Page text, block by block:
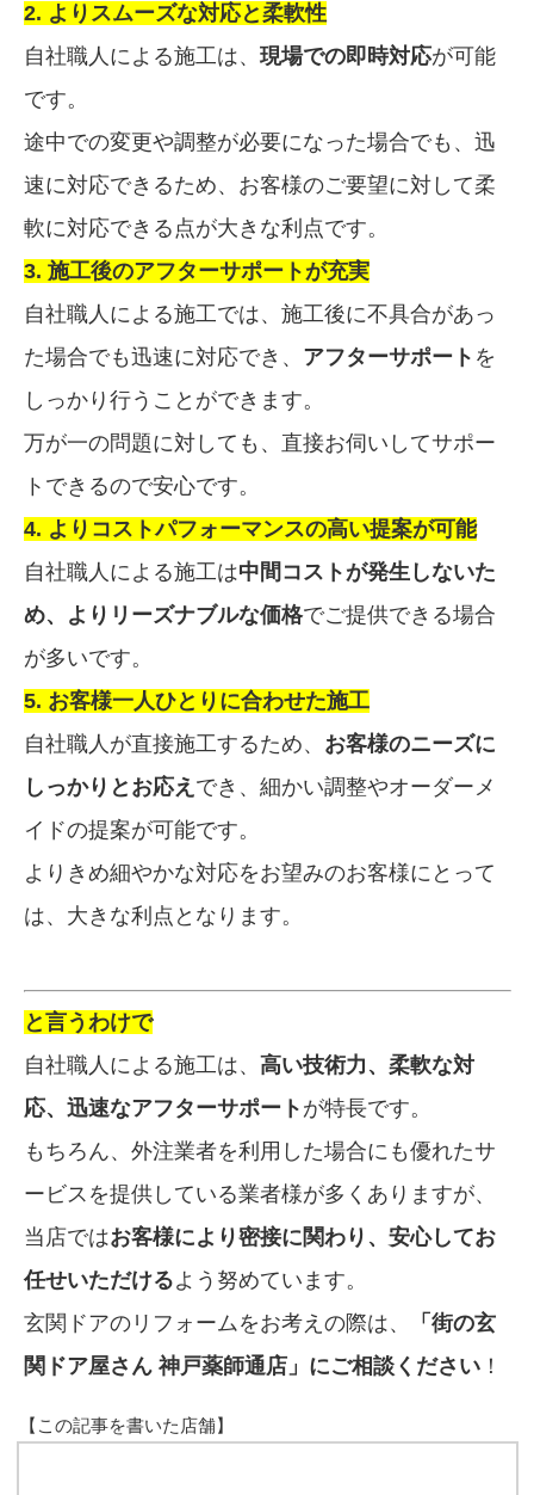
2. よりスムーズな対応と柔軟性
自社職人による施工は、 現場での即時対応が可能
です。
途中での変更や調整が必要になった場合でも、迅
速に対応できるため、お客様のご要望に対して柔
軟に対応できる点が大きな利点です。
3. 施工後のアフターサポートが充実
自社職人による施工では、施工後に不具合があっ
た場合でも迅速に対応でき、 アフターサポート を
しっかり行うことができます。
万が一の問題に対しても、直接お伺いしてサポー
トできるので安心です。
4. よりコストパフォーマンスの高い提案が可能
自社職人による施工は中間コストが発生しないた
め、よりリーズナブルな価格でご提供できる場合
が多いです。
5. お客様一人ひとりに合わせた施工
自社職人が直接施工するため、 お客様のニーズに
しっかりとお応え でき、細かい調整やオーダーメ
イドの提案が可能です。
よりきめ細やかな対応をお望みのお客様にとって
は、大きな利点となります。
と言うわけで
自社職人による施工は、 高い技術力、柔軟な対
応、迅速なアフターサポート が特長です。
もちろん、外注業者を利用した場合にも優れたサ
ービスを提供している業者様が多くありますが、
当店ではお客様により密接に関わり、安心してお
任せいただけるよう努めています。
玄関ドアのリフォームをお考えの際は、
「街の玄
関ドア屋さん 神戸薬師通店」にご相談ください！